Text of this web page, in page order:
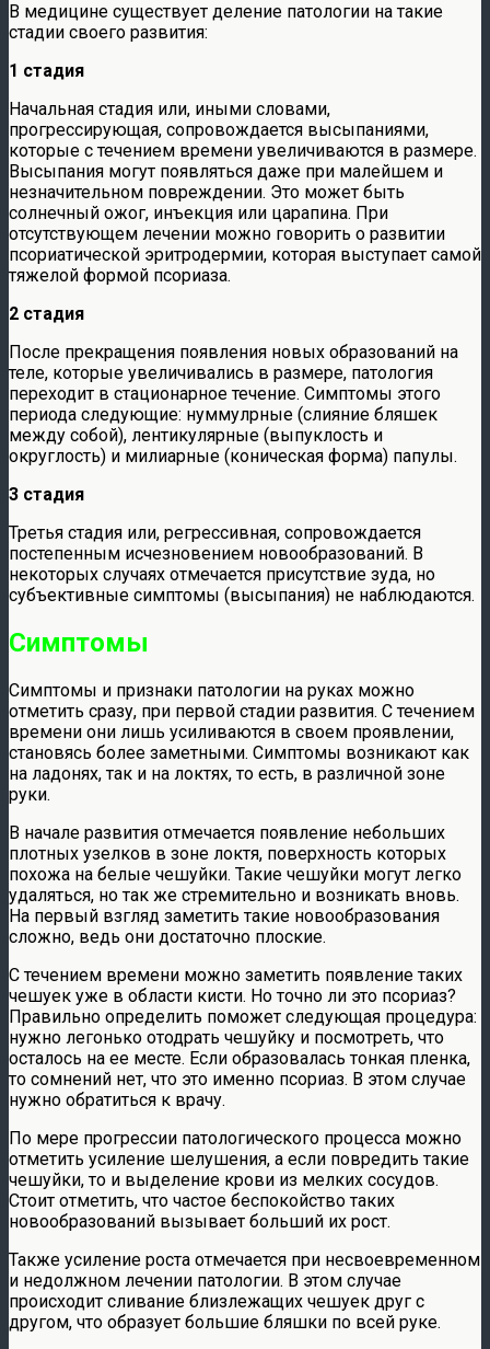
В медицине существует деление патологии на такие
стадии своего развития:
1 стадия
Начальная стадия или, иными словами,
прогрессирующая, сопровождается высыпаниями,
которые с течением времени увеличиваются в размере.
Высыпания могут появляться даже при малейшем и
незначительном повреждении. Это может быть
солнечный ожог, инъекция или царапина. При
отсутствующем лечении можно говорить о развитии
псориатической эритродермии, которая выступает самой
тяжелой формой псориаза.
2 стадия
После прекращения появления новых образований на
теле, которые увеличивались в размере, патология
переходит в стационарное течение. Симптомы этого
периода следующие: нуммулрные (слияние бляшек
между собой), лентикулярные (выпуклость и
округлость) и милиарные (коническая форма) папулы.
3 стадия
Третья стадия или, регрессивная, сопровождается
постепенным исчезновением новообразований. В
некоторых случаях отмечается присутствие зуда, но
субъективные симптомы (высыпания) не наблюдаются.
Симптомы
Симптомы и признаки патологии на руках можно
отметить сразу, при первой стадии развития. С течением
времени они лишь усиливаются в своем проявлении,
становясь более заметными. Симптомы возникают как
на ладонях, так и на локтях, то есть, в различной зоне
руки.
В начале развития отмечается появление небольших
плотных узелков в зоне локтя, поверхность которых
похожа на белые чешуйки. Такие чешуйки могут легко
удаляться, но так же стремительно и возникать вновь.
На первый взгляд заметить такие новообразования
сложно, ведь они достаточно плоские.
С течением времени можно заметить появление таких
чешуек уже в области кисти. Но точно ли это псориаз?
Правильно определить поможет следующая процедура:
нужно легонько отодрать чешуйку и посмотреть, что
осталось на ее месте. Если образовалась тонкая пленка,
то сомнений нет, что это именно псориаз. В этом случае
нужно обратиться к врачу.
По мере прогрессии патологического процесса можно
отметить усиление шелушения, а если повредить такие
чешуйки, то и выделение крови из мелких сосудов.
Стоит отметить, что частое беспокойство таких
новообразований вызывает больший их рост.
Также усиление роста отмечается при несвоевременном
и недолжном лечении патологии. В этом случае
происходит сливание близлежащих чешуек друг с
другом, что образует большие бляшки по всей руке.